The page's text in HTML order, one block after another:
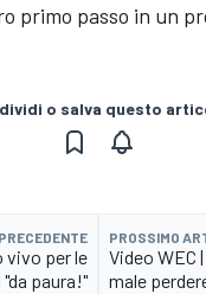
primo passo in un
o salva questo
vivo per le
"da paura!"
PROSSIMO
Video WEC
male